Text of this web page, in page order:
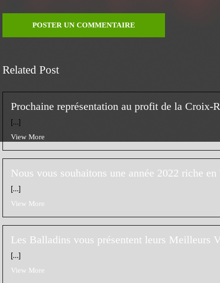
Related Post
Prochaine représentation au profit de la Croix-
[...]
View More
Nous vous souhaitons une année 2022 riche
[...]
View More
Les Balladins vous présentent leurs Meilleurs
[...]
View More